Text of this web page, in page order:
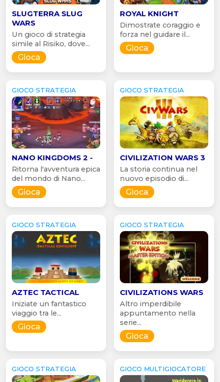
SLUGTERRA SLUG
WARS
Un gioco di strategia
simile al Risiko, dove...
Gioca
ROYAL KNIGHT
Dimostrate coraggio e
forza nel guidare il...
Gioca
GIOCO STRATEGIA
NANO KINGDOMS 2 -
Ritorna l'avventura epica
del mondo di Nano...
Gioca
GIOCO STRATEGIA
CIVILIZATION WARS 3
La storia continua nel
nuovo episodio di...
Gioca
GIOCO STRATEGIA
AZTEC TACTICAL
Iniziate un fantastico
viaggio tra le...
Gioca
GIOCO STRATEGIA
CIVILIZATIONS WARS
Altro imperdibile
appuntamento nella
serie...
Gioca
GIOCO STRATEGIA GIOCO MULTIGIOCATORE